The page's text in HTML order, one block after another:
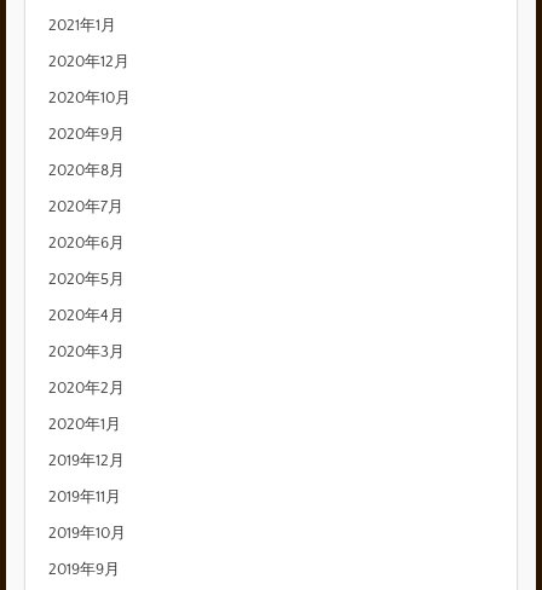
2021年1月
2020年12月
2020年10月
2020年9月
2020年8月
2020年7月
2020年6月
2020年5月
2020年4月
2020年3月
2020年2月
2020年1月
2019年12月
2019年11月
2019年10月
2019年9月